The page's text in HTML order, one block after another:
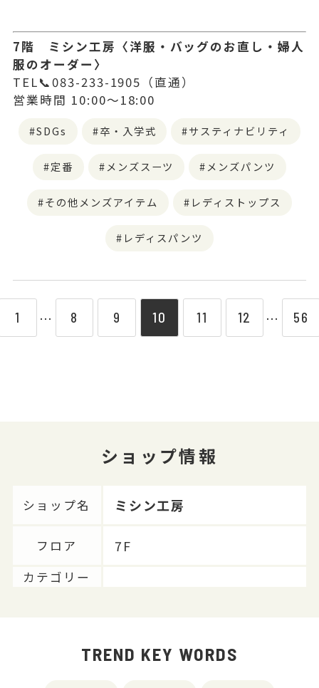
7階 ミシン工房〈洋服・バッグのお直し・婦人
服のオーダー〉
TEL📞083-233-1905（直通）
営業時間 10:00～18:00
SDGs 卒・入学式 サスティナビリティ
定番 メンズスーツ メンズパンツ
その他メンズアイテム レディストップス
レディスパンツ
1 ⋯ 8 9 10 11 12 ⋯ 56
ショップ情報
ショップ名 ミシン工房
フロア 7F
カテゴリー
TREND KEY WORDS